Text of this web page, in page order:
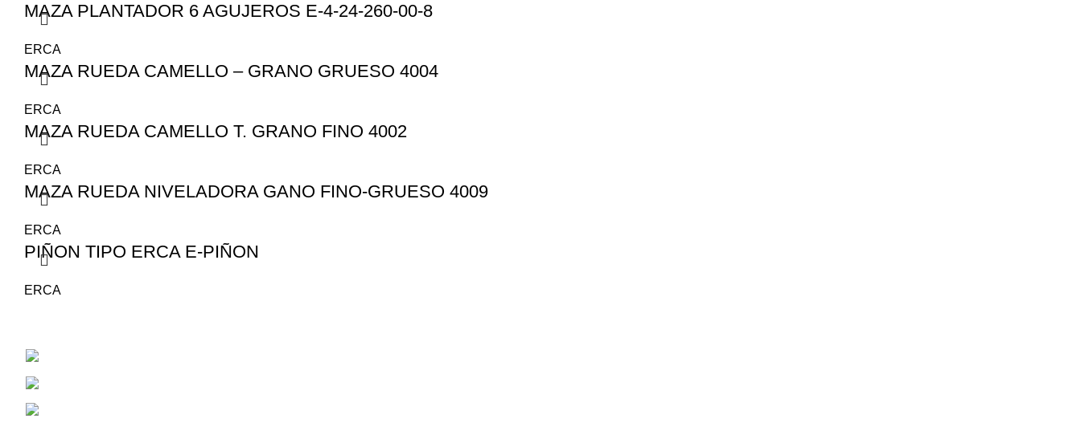
MAZA PLANTADOR 6 AGUJEROS E-4-24-260-00-8
ERCA
MAZA RUEDA CAMELLO – GRANO GRUESO 4004
ERCA
MAZA RUEDA CAMELLO T. GRANO FINO 4002
ERCA
MAZA RUEDA NIVELADORA GANO FINO-GRUESO 4009
ERCA
PIÑON TIPO ERCA E-PIÑON
ERCA